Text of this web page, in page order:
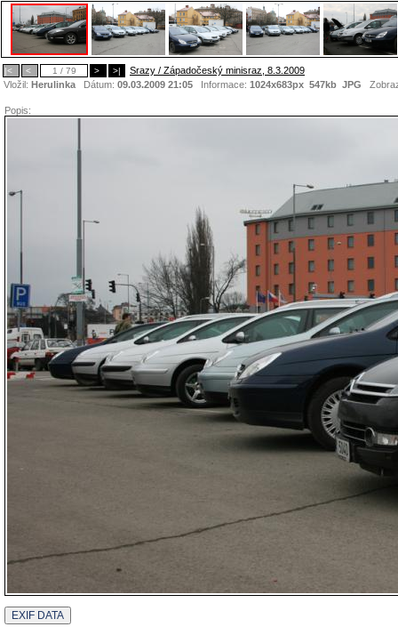
|< < 1 / 79 > >|
Srazy / Západočeský minisraz, 8.3.2009
Vložil: Herulinka Dátum: 09.03.2009 21:05 Informace: 1024x683px 547kb JPG
Popis: